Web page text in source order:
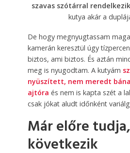
szavas szótárral
kutya akár a
De hogy megnyugtassam
kamerán keresztül úgy
biztos, ami biztos. És aztán
meg is nyugodtam. A kutyám
nyüszített, nem meredt
ajtóra és nem is kapta szét a
csak jókat aludt időnként
Már előre
következik